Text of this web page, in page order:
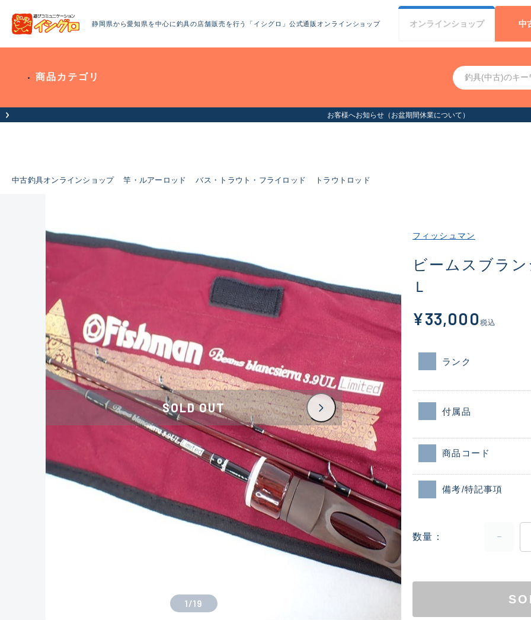
静岡県から愛知県を中心に釣具の店舗販売を行う「イシグロ」公式通販オンラインショップ オンラインショップ 中
商品カテゴリ
お客様へお知らせ（お盆期間休業について
中古釣具オンラインショップ 竿・ルアーロッド バス・トラウト・フライロッド トラウトロッド
SOLD OUT
1/19
フィッシュマン
ビームスブラ
Ｌ
¥33,000 税込
ランク
付属品
商品コード
備考/特記事項
数量